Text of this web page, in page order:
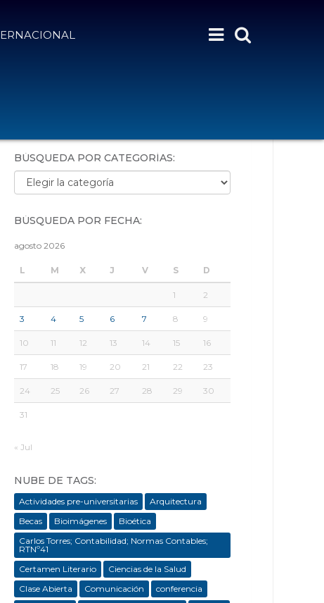
BÚSQUEDA POR CATEGORÍAS:
Búsqueda por categorías:
BÚSQUEDA POR FECHA:
agosto 2026
L M X J V S D
1 2
3 4 5 6 7 8 9
10 11 12 13 14 15 16
17 18 19 20 21 22 23
24 25 26 27 28 29 30
31
« Jul
NUBE DE TAGS:
Actividades pre-universitarias
Arquitectura
Becas
Bioimágenes
Bioética
Carlos Torres; Contabilidad; Normas Contables;
RTNº41
Certamen Literario
Ciencias de la Salud
Clase Abierta
Comunicación
conferencia